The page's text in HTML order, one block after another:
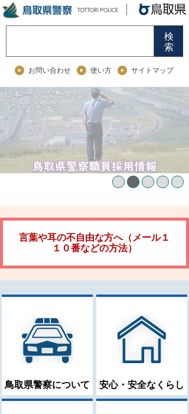
検
索
お問い合わせ 使い方 サイトマップ
言葉や耳の不自由な方へ（メール１
１０番などの方法）
鳥取県警察について 安心・安全なくらし